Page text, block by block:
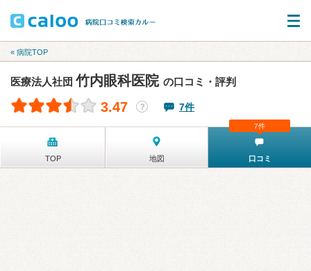
« 病院TOP
医療法人社団 竹内眼科医院 の口コミ・評判
3.47 ？ 7件
TOP 地図 口コミ
7件